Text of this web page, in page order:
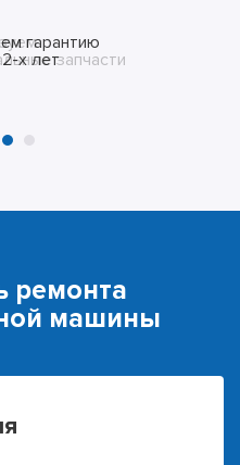
гарантию
х лет
ремонта
машины